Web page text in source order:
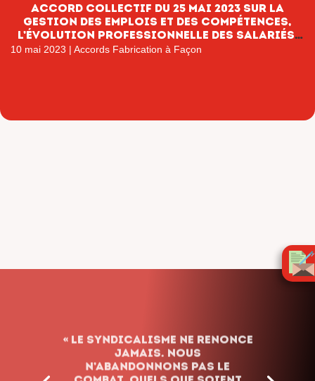
Accord collectif du 25 mai 2023 sur la
gestion des emplois et des compétences,
l’évolution professionnelle des salariés,
l’information et l’orientation
10 mai 2023 | Accords Fabrication à Façon
« Le syndicalisme ne renonce
jamais. Nous
n’abandonnons pas le
combat, quels que soient